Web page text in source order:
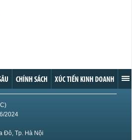
CHÍNH SÁCH XÚC TIẾN KINH DOANH
2024
Đô, Tp. Hà Nội